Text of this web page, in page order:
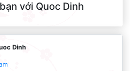
với Quoc Dinh
Dinh